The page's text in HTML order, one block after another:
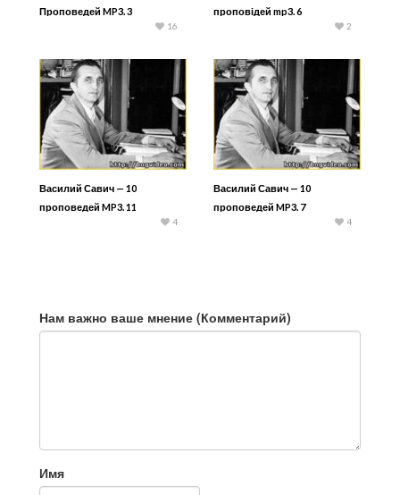
Проповедей MP3. 3
16
проповідей mp3. 6
2
Василий Савич — 10
проповедей MP3. 11
4
Василий Савич — 10
проповедей MP3. 7
4
Нам важно ваше мнение (Комментарий)
Имя